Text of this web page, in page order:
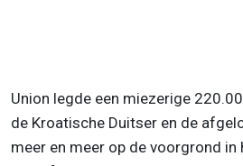
Union legde een miezerige
de Kroatische Duitser en de
meer en meer op de voorgrond in